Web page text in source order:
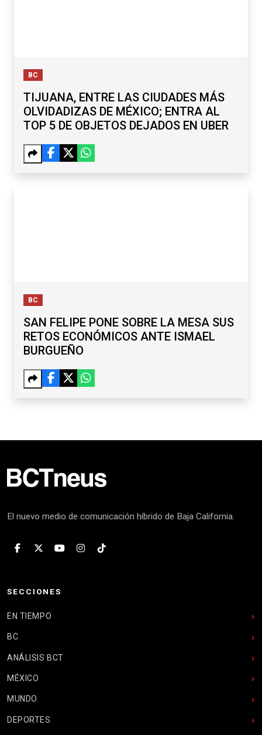
BC
TIJUANA, ENTRE LAS CIUDADES MÁS
OLVIDADIZAS DE MÉXICO; ENTRA AL
TOP 5 DE OBJETOS DEJADOS EN UBER
BC
SAN FELIPE PONE SOBRE LA MESA SUS
RETOS ECONÓMICOS ANTE ISMAEL
BURGUEÑO
El nuevo medio de comunicación híbrido de Baja California.
SECCIONES
EN TIEMPO
BC
ANÁLISIS BCT
MÉXICO
MUNDO
DEPORTES